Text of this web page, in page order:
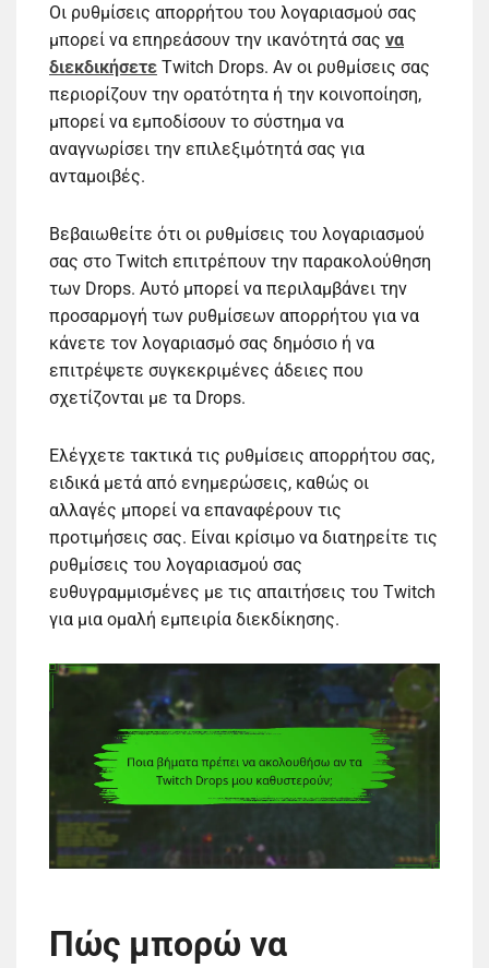
Οι ρυθμίσεις απορρήτου του λογαριασμού σας
μπορεί να επηρεάσουν την ικανότητά σας να
διεκδικήσετε Twitch Drops. Αν οι ρυθμίσεις σας
περιορίζουν την ορατότητα ή την κοινοποίηση,
μπορεί να εμποδίσουν το σύστημα να
αναγνωρίσει την επιλεξιμότητά σας για
ανταμοιβές.
Βεβαιωθείτε ότι οι ρυθμίσεις του λογαριασμού
σας στο Twitch επιτρέπουν την παρακολούθηση
των Drops. Αυτό μπορεί να περιλαμβάνει την
προσαρμογή των ρυθμίσεων απορρήτου για να
κάνετε τον λογαριασμό σας δημόσιο ή να
επιτρέψετε συγκεκριμένες άδειες που
σχετίζονται με τα Drops.
Ελέγχετε τακτικά τις ρυθμίσεις απορρήτου σας,
ειδικά μετά από ενημερώσεις, καθώς οι
αλλαγές μπορεί να επαναφέρουν τις
προτιμήσεις σας. Είναι κρίσιμο να διατηρείτε τις
ρυθμίσεις του λογαριασμού σας
ευθυγραμμισμένες με τις απαιτήσεις του Twitch
για μια ομαλή εμπειρία διεκδίκησης.
Πώς μπορώ να